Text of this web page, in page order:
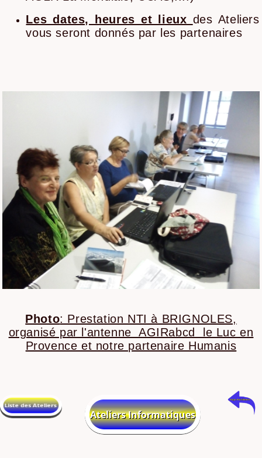
Les dates, heures et lieux des Ateliers
vous seront donnés par les partenaires
Photo: Prestation NTI à BRIGNOLES,
organisé par l'antenne AGIRabcd le Luc en
Provence et notre partenaire Humanis